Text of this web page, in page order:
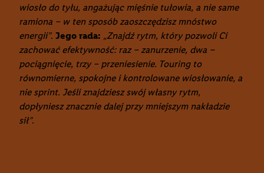
wiosło do tyłu, angażując mięśnie tułowia, a nie same
ramiona – w ten sposób zaoszczędzisz mnóstwo
energii”. Jego rada: „Znajdź rytm, który pozwoli Ci
zachować efektywność: raz – zanurzenie, dwa –
pociągnięcie, trzy – przeniesienie. Touring to
równomierne, spokojne i kontrolowane wiosłowanie, a
nie sprint. Jeśli znajdziesz swój własny rytm,
dopłyniesz znacznie dalej przy mniejszym nakładzie
sił”.